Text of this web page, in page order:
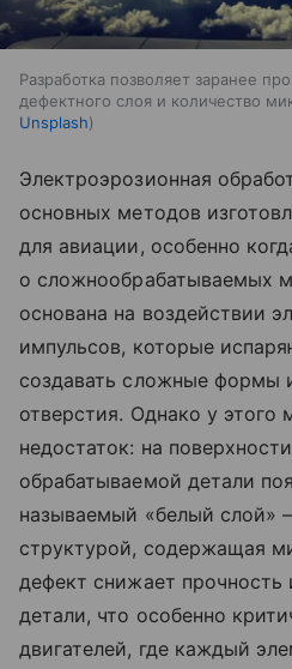
Разработка позволяет заранее
дефектного слоя и количество
Unsplash
Электроэрозионная
основных методов
для авиации, особенно
о сложнообрабатываемых
основана на воздействии
импульсов, которые
создавать сложные формы
отверстия. Однако у этого
недостаток: на поверхности
обрабатываемой детали
называемый «белый слой»
структурой, содержащая
дефект снижает прочность
детали, что особенно
двигателей, где каждый